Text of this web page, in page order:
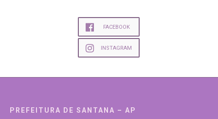
FACEBOOK
INSTAGRAM
PREFEITURA DE SANTANA – AP